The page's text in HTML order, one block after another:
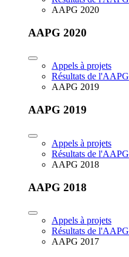
AAPG 2020
AAPG 2020
Appels à projets
Résultats de l'AAPG
AAPG 2019
AAPG 2019
Appels à projets
Résultats de l'AAPG
AAPG 2018
AAPG 2018
Appels à projets
Résultats de l'AAPG
AAPG 2017